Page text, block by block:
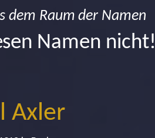
dem Raum der Namen
Namen nicht!
Axler